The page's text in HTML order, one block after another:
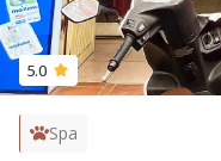
5.0
Spa